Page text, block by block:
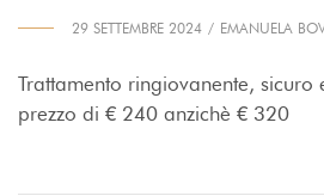
29 SETTEMBRE 2024 EMANUELA
Trattamento ringiovanente, sicuro
prezzo di € 240 anzichè € 320